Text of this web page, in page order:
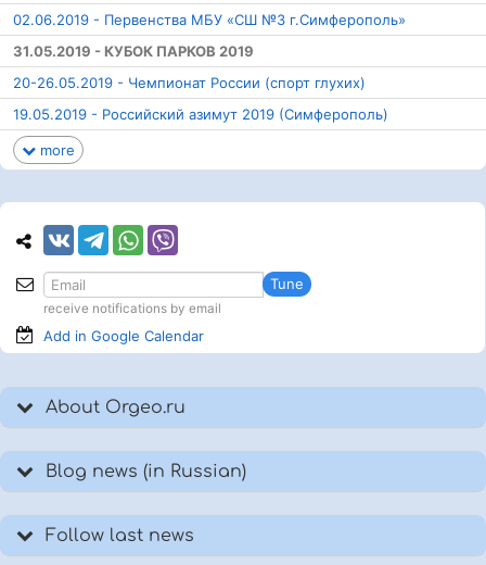
02.06.2019 - Первенства МБУ «СШ №3 г.Симферополь»
31.05.2019 - КУБОК ПАРКОВ 2019
20-26.05.2019 - Чемпионат России (спорт глухих)
19.05.2019 - Российский азимут 2019 (Симферополь)
more
Tune
receive notifications by email
Add in Google Calendar
About Orgeo.ru
Blog news (in Russian)
Follow last news